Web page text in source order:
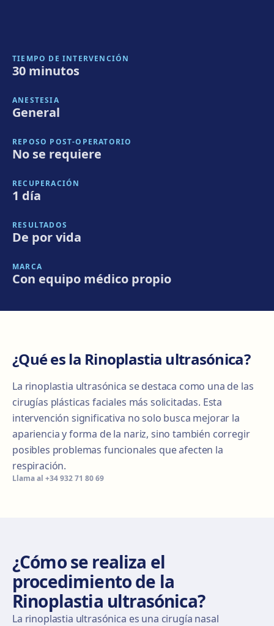
TIEMPO DE INTERVENCIÓN
30 minutos
ANESTESIA
General
REPOSO POST-OPERATORIO
No se requiere
RECUPERACIÓN
1 día
RESULTADOS
De por vida
MARCA
Con equipo médico propio
¿Qué es la Rinoplastia ultrasónica?
La rinoplastia ultrasónica se destaca como una de las
cirugías plásticas faciales más solicitadas. Esta
intervención significativa no solo busca mejorar la
apariencia y forma de la nariz, sino también corregir
posibles problemas funcionales que afecten la
respiración.
Llama al +34 932 71 80 69
¿Cómo se realiza el
procedimiento de la
Rinoplastia ultrasónica?
La rinoplastia ultrasónica es una cirugía nasal